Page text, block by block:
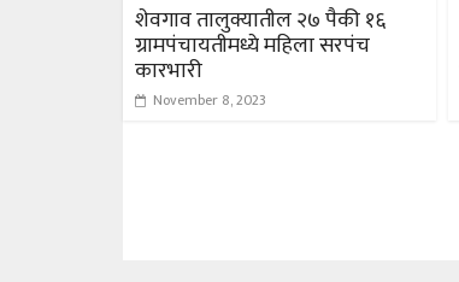
शेवगाव तालुक्यातील २७ पैकी १६
ग्रामपंचायतीमध्ये महिला सरपंच
कारभारी
November 8, 2023